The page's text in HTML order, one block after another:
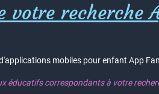
votre recherche
mobiles pour enfant App
éducatifs correspondants à votre